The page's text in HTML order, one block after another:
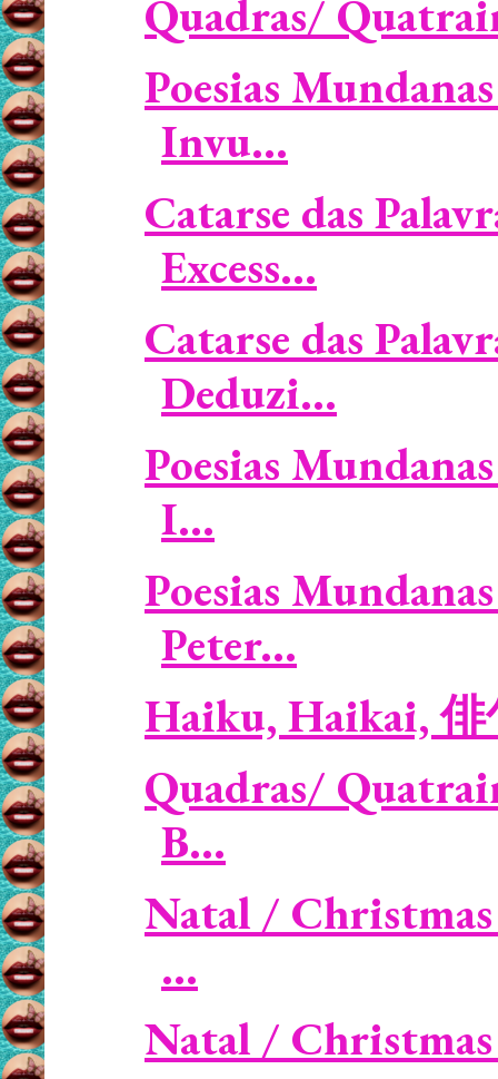
Quadras/
Poesias
Invu...
Catarse das
Excess...
Catarse das
Deduzi...
Poesias
I...
Poesias
Peter...
Haiku, Haikai, 俳
Quadras/
B...
Natal /
...
Natal / Christmas